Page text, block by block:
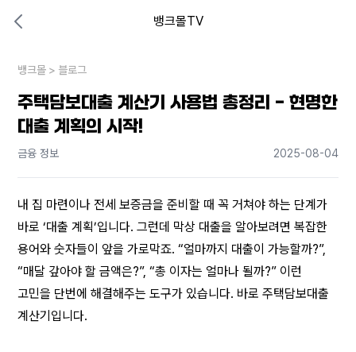
뱅크몰TV
내 상황엔 어떤 방법이 있을까?
뱅크몰 > 블로그
주택담보대출 계산기 사용법 총정리 - 현명한
대출 계획의 시작!
금융 정보 2025-08-04
내 집 마련이나 전세 보증금을 준비할 때 꼭 거쳐야 하는 단계가
바로 ‘대출 계획’입니다. 그런데 막상 대출을 알아보려면 복잡한
용어와 숫자들이 앞을 가로막죠. “얼마까지 대출이 가능할까?”,
“매달 갚아야 할 금액은?”, “총 이자는 얼마나 될까?” 이런
고민을 단번에 해결해주는 도구가 있습니다. 바로 주택담보대출
계산기입니다.